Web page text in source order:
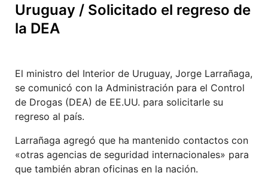
Uruguay / Solicitado el regreso de
la DEA
El ministro del Interior de Uruguay, Jorge Larrañaga,
se comunicó con la Administración para el Control
de Drogas (DEA) de EE.UU. para solicitarle su
regreso al país.
Larrañaga agregó que ha mantenido contactos con
«otras agencias de seguridad internacionales» para
que también abran oficinas en la nación.